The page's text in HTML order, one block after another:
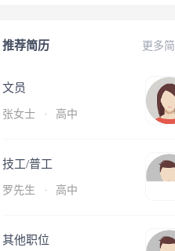
更多
推荐简历
文员
张女士 · 高中
技工/普工
罗先生 · 高中
其他职位